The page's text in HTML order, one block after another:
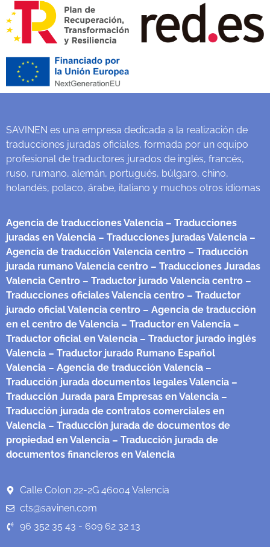
SAVINEN es una empresa dedicada a la realización de
traducciones juradas oficiales, formada por un equipo
profesional de traductores jurados de inglés, francés,
ruso, rumano, alemán, portugués, búlgaro, chino,
holandés, polaco, árabe, italiano y muchos otros idiomas
Agencia de traducciones Valencia – Traducciones
juradas en Valencia – Traducciones juradas Valencia –
Agencia de traducción Valencia centro – Traducción
jurada rumano Valencia centro – Traducciones Juradas
Valencia Centro – Traductor jurado Valencia centro –
Traducciones oficiales Valencia centro – Traductor
jurado oficial Valencia centro – Agencia de traducción
en el centro de Valencia – Traductor en Valencia –
Traductor oficial en Valencia – Traductor jurado inglés
Valencia – Traductor jurado Rumano Español
Valencia – Agencia de traducción Valencia –
Traducción jurada documentos legales Valencia –
Traducción Jurada para Empresas en Valencia –
Traducción jurada de contratos comerciales en
Valencia – Traducción jurada de documentos de
propiedad en Valencia – Traducción jurada de
documentos financieros en Valencia
Calle Colon 22-2G 46004 Valencia
cts@savinen.com
96 352 35 43 - 609 62 32 13